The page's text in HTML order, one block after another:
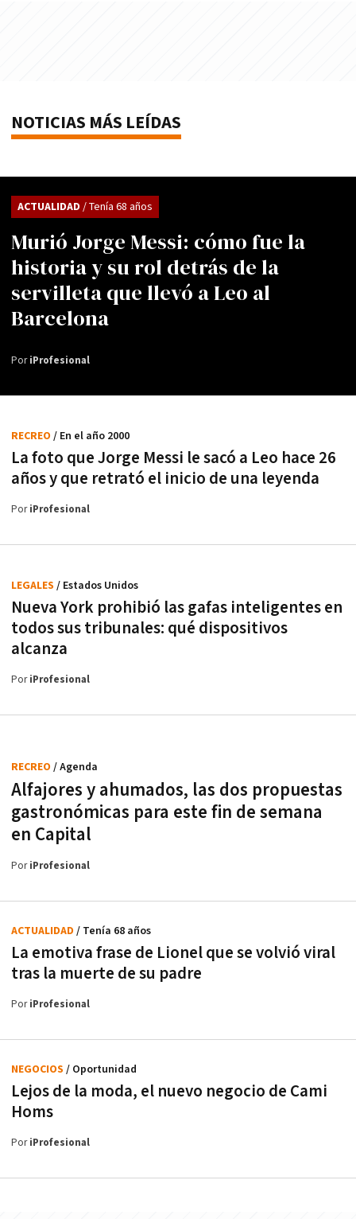
NOTICIAS MÁS LEÍDAS
Murió Jorge Messi: cómo fue la
historia y su rol detrás de la
servilleta que llevó a Leo al
Barcelona
ACTUALIDAD / Tenía 68 años
PoriProfesional
La foto que Jorge Messi le sacó a Leo hace 26
años y que retrató el inicio de una leyenda
RECREO / En el año 2000
PoriProfesional
Nueva York prohibió las gafas inteligentes en
todos sus tribunales: qué dispositivos
alcanza
LEGALES / Estados Unidos
PoriProfesional
Alfajores y ahumados, las dos propuestas
gastronómicas para este fin de semana
en Capital
RECREO / Agenda
PoriProfesional
La emotiva frase de Lionel que se volvió viral
tras la muerte de su padre
ACTUALIDAD / Tenía 68 años
PoriProfesional
Lejos de la moda, el nuevo negocio de Cami
Homs
NEGOCIOS / Oportunidad
PoriProfesional